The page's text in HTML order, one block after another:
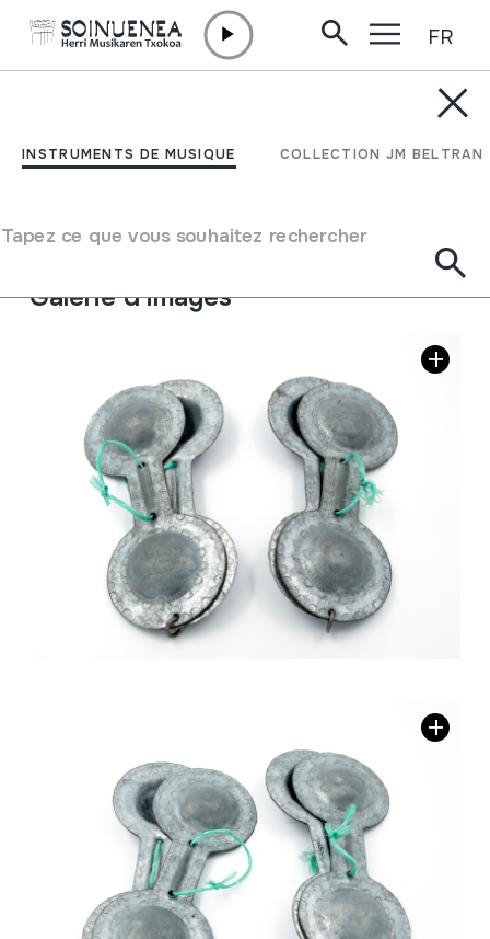
INSTRUMENTS DE MUSIQUE COLLECTION JM BELTRAN
Tapez ce que vous souhaitez rechercher
FR
QARQAR; QARQABU
Type d'instrument de musique
Idiophones
Galerie d'images